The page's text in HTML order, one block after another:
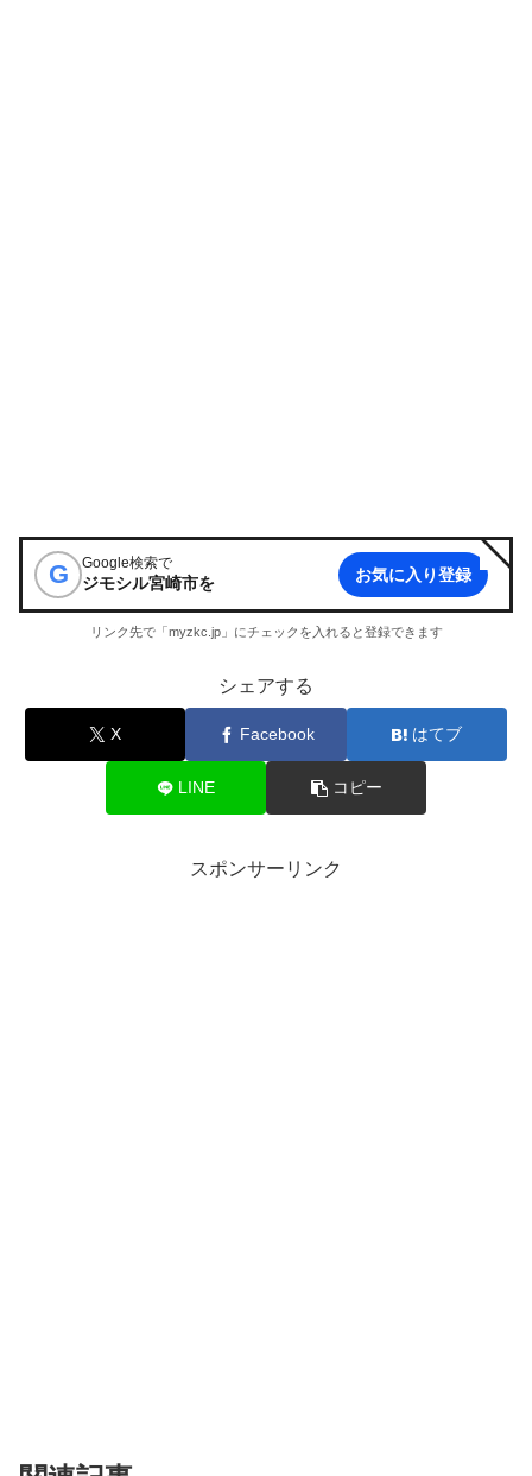
G Google検索で
ジモシル宮崎市を お気に入り登録
リンク先で「myzkc.jp」にチェックを入れると登録できます
シェアする
X Facebook はてブ
LINE コピー
スポンサーリンク